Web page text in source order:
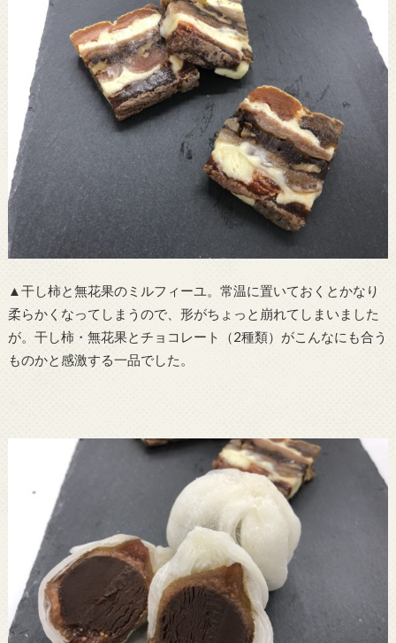
▲干し柿と無花果のミルフィーユ。常温に置いておくとかなり
柔らかくなってしまうので、形がちょっと崩れてしまいました
が。干し柿・無花果とチョコレート（2種類）がこんなにも合う
ものかと感激する一品でした。